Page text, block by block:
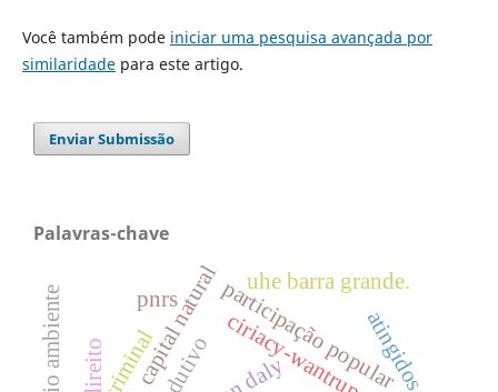
Você também pode iniciar uma pesquisa avançada por
similaridadepara este artigo.
Enviar Submissão
Palavras-chave
ciriacy-wantrup
capital naturalparticipação popular
atingidos
direito
uhe barra grande.
pnrs